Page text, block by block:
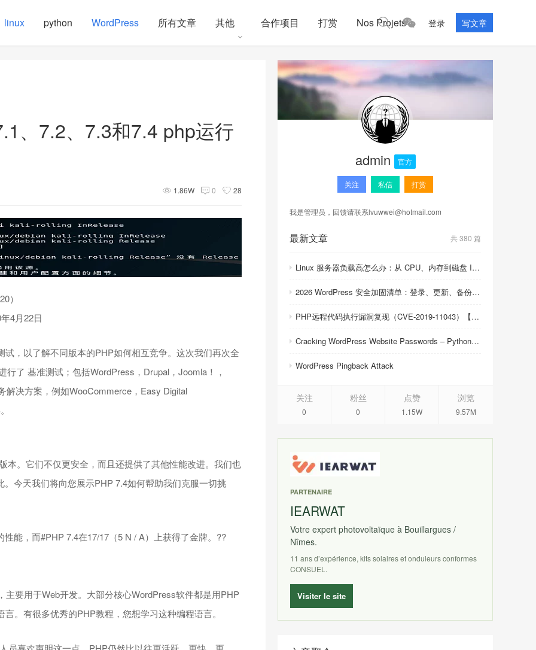
linux python WordPress 所有文章 其他 合作项目 打赏 Nos Projets 登录 写文章
、7.2、7.3和7.4 php运行
1.86W 0 28
）
4月22日
，以了解不同版本的PHP如何相互竞争。这次我们再次全
了 基准测试；包括WordPress，Drupal，Joomla！，
决方案，例如WooCommerce，Easy Digital
本。它们不仅更安全，而且还提供了其他性能改进。我们也
今天我们将向您展示PHP 7.4如何帮助我们克服一切挑
能，而#PHP 7.4在17/17（5 N / A）上获得了金牌。??
要用于Web开发。大部分核心WordPress软件都是用PHP
。有很多优秀的PHP教程，您想学习这种编程语言。
admin 官方
关注 私信 打赏
我是管理员，回馈请联系lvuwwei@hotmail.com
最新文章 共 380 篇
Linux 服务器负载高怎么办：从 CPU、内存到磁盘 I/O 的排查顺序
2026 WordPress 安全加固清单：登录、更新、备份与恢复
PHP远程代码执行漏洞复现（CVE-2019-11043）【反弹shell成功】
Cracking WordPress Website Passwords – Python Script
WordPress Pingback Attack
关注
0
粉丝
0
点赞
1.15W
浏览
9.57M
PARTENAIRE
IEARWAT
Votre expert photovoltaïque à Bouillargues /
Nîmes.
11 ans d’expérience, kits solaires et onduleurs conformes
CONSUEL.
Visiter le site